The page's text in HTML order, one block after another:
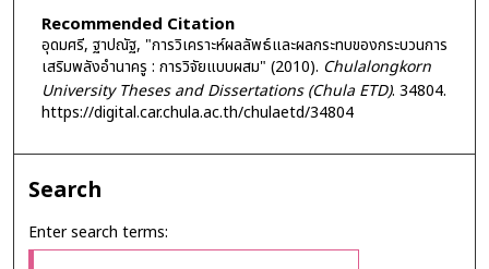
Recommended Citation
อุดมศรี, ฐาปณัฐ, "การวิเคราะห์ผลลัพธ์และผลกระทบของกระบวนการ
เสริมพลังอำนาครู : การวิจัยแบบผสม" (2010). Chulalongkorn
University Theses and Dissertations (Chula ETD). 34804.
https://digital.car.chula.ac.th/chulaetd/34804
Search
Enter search terms: